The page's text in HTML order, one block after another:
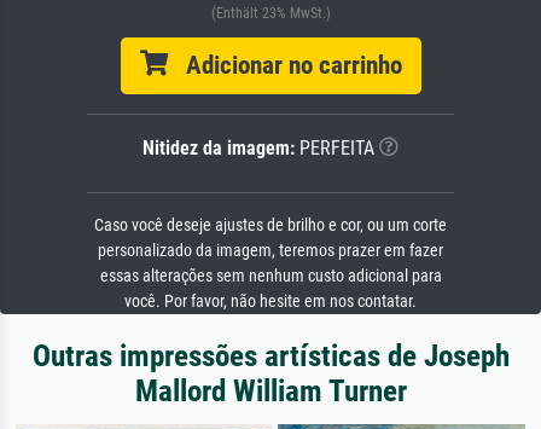
(Enthält 23% MwSt.)
Adicionar no carrinho
Nitidez da imagem: PERFEITA
Caso você deseje ajustes de brilho e cor, ou um corte
personalizado da imagem, teremos prazer em fazer
essas alterações sem nenhum custo adicional para
você. Por favor, não hesite em nos contatar.
Outras impressões artísticas de Joseph
Mallord William Turner